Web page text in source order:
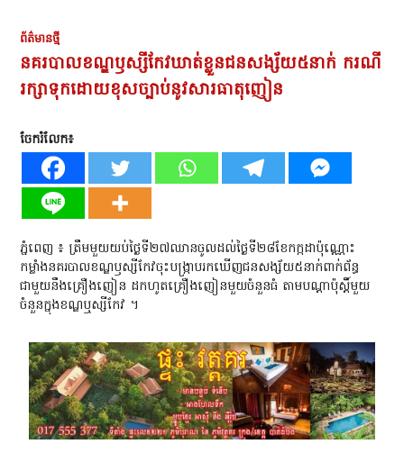
ព័ត៌មានថ្មី
នគរបាលខណ្ឌឫស្សីកែវឃាត់ខ្លួនជនសង្ស័យ៥នាក់ ករណី
រក្សាទុកដោយខុសច្បាប់នូវសារធាតុញៀន
ចែករំលែក៖
ភ្នំពេញ​ ៖​ ត្រឹមមួយយប់ថ្ងៃទី២៧ឈានចូលដល់ថ្ងៃទី២៨ខែកក្កដាប៉ុណ្ណោះ
កម្លាំងនគរបាលខណ្ឌឫស្សីកែវចុះបង្ក្រាបរកឃេីញជនសង្ស័យ៥នាក់​ពាក់ព័ន្ធ
ជាមួយនឹងគ្រឿងញៀន​ ដកហូតគ្រឿងញៀនមួយចំនួនធំ តាមបណ្ដាប៉ុស្ដិ៍មួយ
ចំនួនក្នុងខណ្ឌឬស្សីកែវ ។